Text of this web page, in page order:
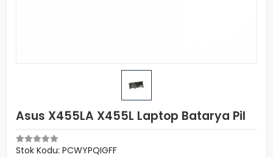
Asus X455LA X455L Laptop Batarya Pil
Stok Kodu: PCWYPQIGFF